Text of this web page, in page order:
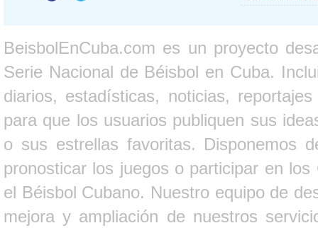
BeisbolEnCuba.com es un proyecto
Serie Nacional de Béisbol en Cuba.
diarios, estadísticas, noticias,
para que los usuarios publiquen sus
o sus estrellas favoritas. Disponemos
pronosticar los juegos o participar en
el Béisbol Cubano. Nuestro equipo de
mejora y ampliación de nuestros